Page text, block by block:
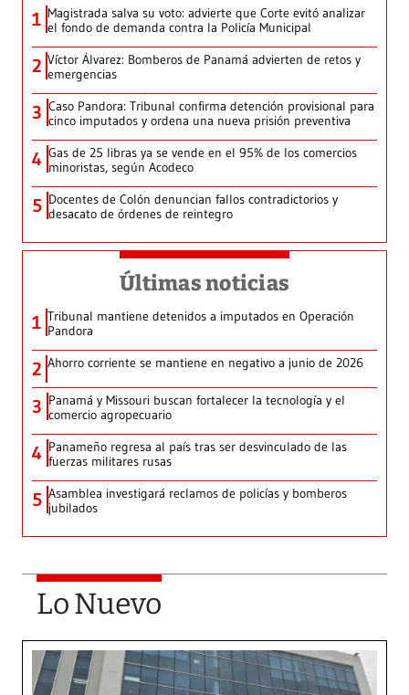
1 Magistrada salva su voto: advierte que Corte evitó analizar
el fondo de demanda contra la Policía Municipal
2 Víctor Álvarez: Bomberos de Panamá advierten de retos y
emergencias
3 Caso Pandora: Tribunal confirma detención provisional para
cinco imputados y ordena una nueva prisión preventiva
4 Gas de 25 libras ya se vende en el 95% de los comercios
minoristas, según Acodeco
5 Docentes de Colón denuncian fallos contradictorios y
desacato de órdenes de reintegro
Últimas noticias
1 Tribunal mantiene detenidos a imputados en Operación
Pandora
2 Ahorro corriente se mantiene en negativo a junio de 2026
3 Panamá y Missouri buscan fortalecer la tecnología y el
comercio agropecuario
4 Panameño regresa al país tras ser desvinculado de las
fuerzas militares rusas
5 Asamblea investigará reclamos de policías y bomberos
jubilados
Lo Nuevo